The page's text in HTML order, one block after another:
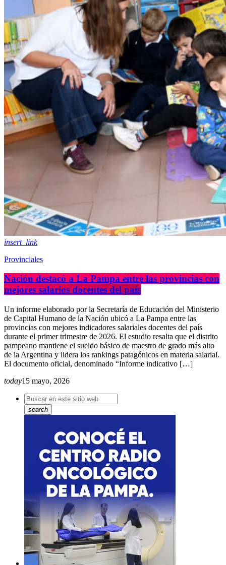
insert_link
Provinciales
Nación destacó a La Pampa entre las provincias con
mejores salarios docentes del país
Un informe elaborado por la Secretaría de Educación del Ministerio
de Capital Humano de la Nación ubicó a La Pampa entre las
provincias con mejores indicadores salariales docentes del país
durante el primer trimestre de 2026. El estudio resalta que el distrito
pampeano mantiene el sueldo básico de maestro de grado más alto
de la Argentina y lidera los rankings patagónicos en materia salarial.
El documento oficial, denominado “Informe indicativo […]
today15 mayo, 2026
search